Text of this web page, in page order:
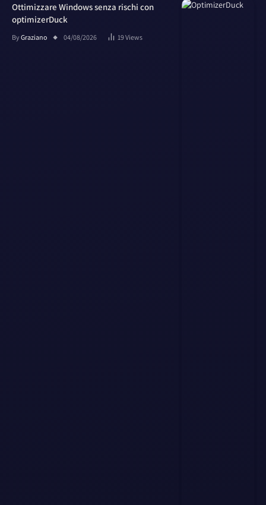
Ottimizzare Windows senza rischi con
optimizerDuck
ByGraziano 04/08/2026 19Views